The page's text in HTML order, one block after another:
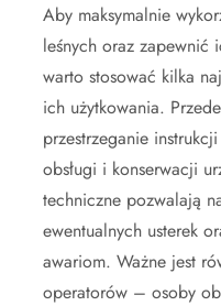
Aby maksymalnie
leśnych oraz zapewnić
warto stosować kilka
ich użytkowania.
przestrzeganie
obsługi i konserwacji
techniczne pozwalają
ewentualnych usterek
awariom. Ważne jest
operatorów – osoby